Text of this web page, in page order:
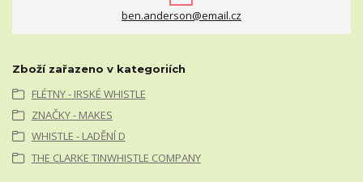
ben.anderson@email.cz
Zboží zařazeno v kategoriích
FLÉTNY - IRSKÉ WHISTLE
ZNAČKY - MAKES
WHISTLE - LADĚNÍ D
THE CLARKE TINWHISTLE COMPANY